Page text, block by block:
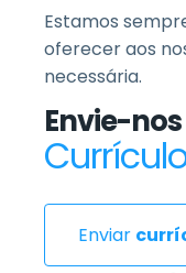
Estamos
oferecer aos
necessária.
Envie-
Enviar